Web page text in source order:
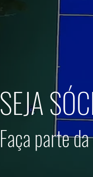
SEJA
Faça parte